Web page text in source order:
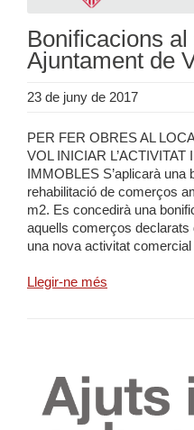
Bonificacions
Ajuntament de
23 de juny de 2017
PER FER OBRES AL
VOL INICIAR
IMMOBLES S’aplicarà una
rehabilitació de comerços
m2. Es concedirà una
aquells comerços declarats
una nova activitat comercial
Llegir-ne més